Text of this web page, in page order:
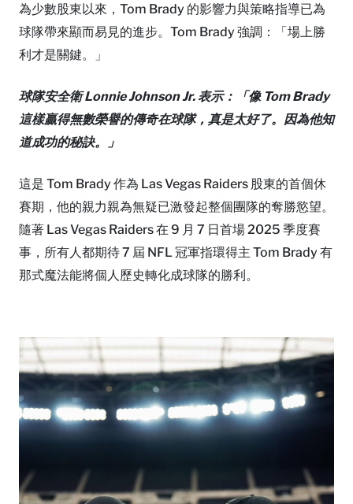
為少數股東以來，Tom Brady 的影響力與策略指導已為
球隊帶來顯而易見的進步。Tom Brady 強調：「場上勝
利才是關鍵。」
球隊安全衛 Lonnie Johnson Jr. 表示：「像 Tom Brady
這樣贏得無數榮譽的傳奇在球隊，真是太好了。因為他知
道成功的秘訣。」
這是 Tom Brady 作為 Las Vegas Raiders 股東的首個休
賽期，他的親力親為無疑已激發起整個團隊的奪勝慾望。
隨著 Las Vegas Raiders 在 9 月 7 日首場 2025 季度賽
事，所有人都期待 7 屆 NFL 冠軍指環得主 Tom Brady 有
那式魔法能將個人歷史轉化成球隊的勝利。